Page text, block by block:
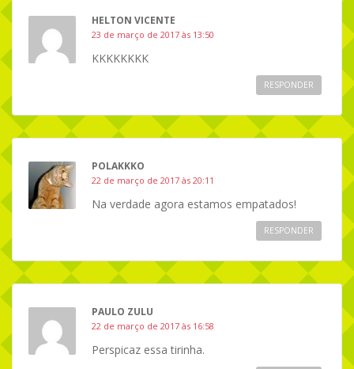
HELTON VICENTE
23 de março de 2017 às 13:50
KKKKKKKK
RESPONDER
POLAKKKO
22 de março de 2017 às 20:11
Na verdade agora estamos empatados!
RESPONDER
PAULO ZULU
22 de março de 2017 às 16:58
Perspicaz essa tirinha.